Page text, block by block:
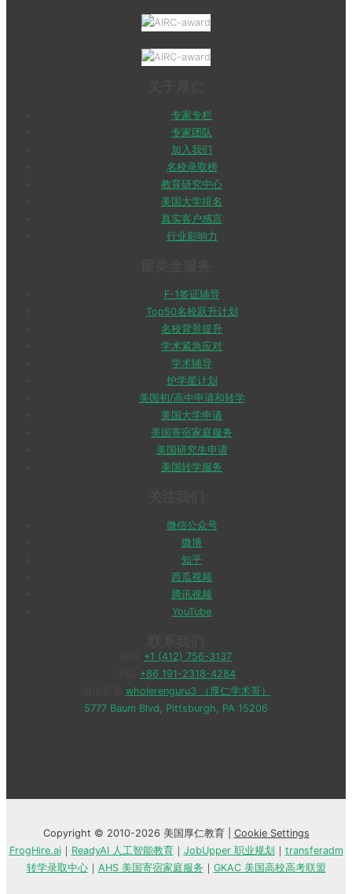
专家专栏
专家团队
加入我们
名校录取榜
教育研究中心
美国大学排名
真实客户感言
行业影响力
F-1签证辅导
Top50名校跃升计划
名校背景提升
学术紧急应对
学术辅导
护学星计划
美国初/高中申请和转学
美国大学申请
美国寄宿家庭服务
美国研究生申请
美国转学服务
微信公众号
微博
知乎
西瓜视频
腾讯视频
YouTube
+1 (412) 756-3137
+86 191-2318-4284
wholerenguru3 （厚仁学术哥）
5777 Baum Blvd, Pittsburgh, PA 15206
Copyright © 2010-2026 美国厚仁教育 | Cookie Settings
FrogHire.ai｜ ReadyAI 人工智能教育｜ JobUpper 职业规划 ｜ transferadm
转学录取中心｜ AHS 美国寄宿家庭服务 ｜ GKAC 美国高校高考联盟